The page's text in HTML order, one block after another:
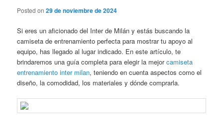
Posted on29 de noviembre de 2024
Si eres un aficionado del Inter de Milán y estás buscando la
camiseta de entrenamiento perfecta para mostrar tu apoyo al
equipo, has llegado al lugar indicado. En este artículo, te
brindaremos una guía completa para elegir la mejorcamiseta
entrenamiento inter milan, teniendo en cuenta aspectos como el
diseño, la comodidad, los materiales y dónde comprarla.